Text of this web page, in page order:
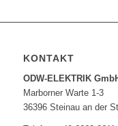
KONTAKT
ODW-ELEKTRIK
Marborner Warte 1-3
36396 Steinau an der